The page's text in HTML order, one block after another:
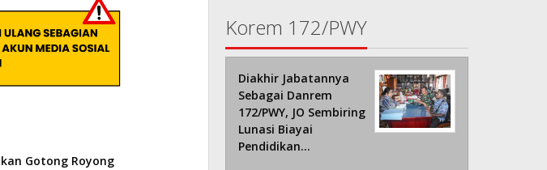
Gotong Royong
Korem 172/PWY
Diakhir Jabatannya
Sebagai Danrem
172/PWY, JO Sembiring
Lunasi Biayai
Pendidikan…